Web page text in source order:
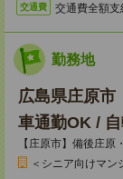
交通費 交通費全額
勤務地
広島県庄原市
車通勤OK /
【庄原市】備後庄原
＜シニア向けマン